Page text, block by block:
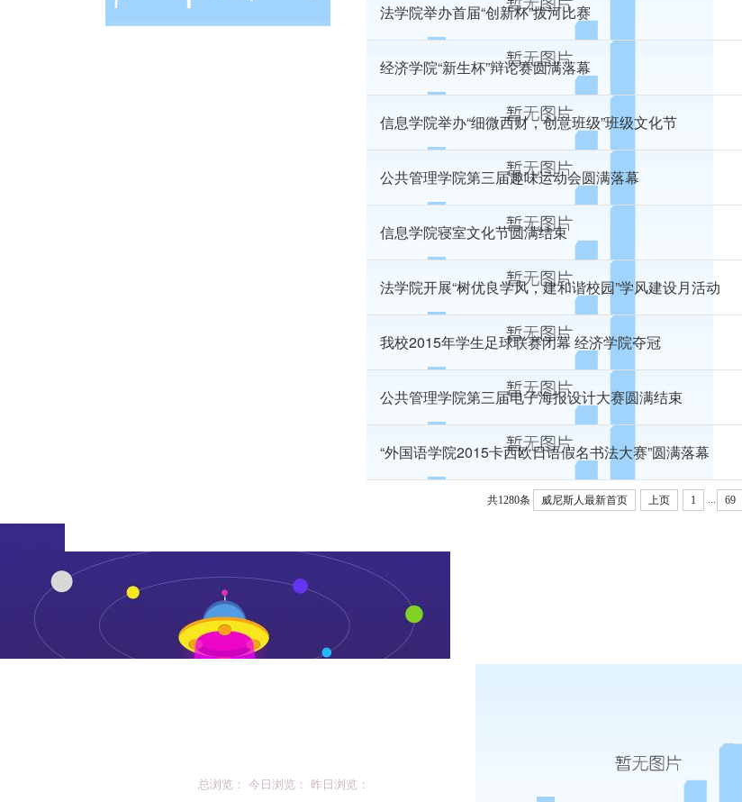
法学院举办首届“创新杯”拔河比赛
经济学院“新生杯”辩论赛圆满落幕
信息学院举办“细微西财，创意班级”班级文化节
公共管理学院第三届趣味运动会圆满落幕
信息学院寝室文化节圆满结束
法学院开展“树优良学风，建和谐校园”学风建设月活动
我校2015年学生足球联赛闭幕 经济学院夺冠
公共管理学院第三届电子海报设计大赛圆满结束
“外国语学院2015卡西欧日语假名书法大赛”圆满落幕
共1280条 威尼斯人最新首页 上页 1 69
总浏览： 今日浏览： 昨日浏览：